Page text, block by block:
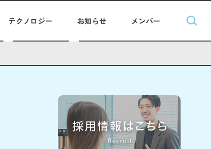
テクノロジー お知らせ メンバー